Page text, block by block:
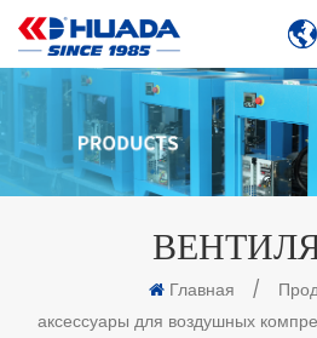
Главная /
аксессуары для воздушных